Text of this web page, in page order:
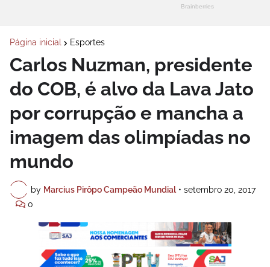
Página inicial Esportes
Carlos Nuzman, presidente
do COB, é alvo da Lava Jato
por corrupção e mancha a
imagem das olimpíadas no
mundo
by Marcius Pirôpo Campeão Mundial • setembro 20, 2017
0